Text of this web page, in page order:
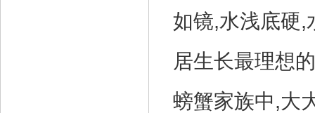
如镜,水浅底硬,
居生长最理想
螃蟹家族中,大